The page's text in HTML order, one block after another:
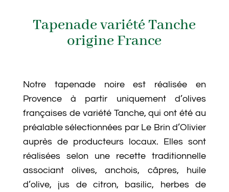
Tapenade variété Tanche
origine France
Notre tapenade noire est réalisée en
Provence à partir uniquement d’olives
françaises de variété Tanche, qui ont été au
préalable sélectionnées par Le Brin d’Olivier
auprès de producteurs locaux. Elles sont
réalisées selon une recette traditionnelle
associant olives, anchois, câpres, huile
d’olive, jus de citron, basilic, herbes de